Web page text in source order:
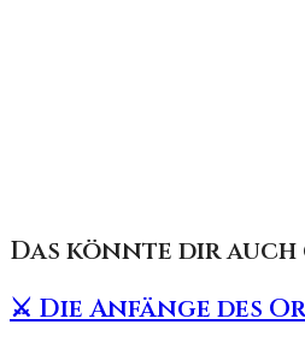
Das könnte dir
⚔️ Die Anfänge des